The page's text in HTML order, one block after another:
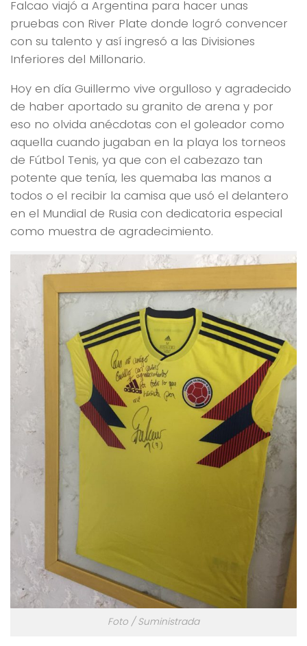
Falcao viajó a Argentina para hacer unas
pruebas con River Plate donde logró convencer
con su talento y así ingresó a las Divisiones
Inferiores del Millonario.
Hoy en día Guillermo vive orgulloso y agradecido
de haber aportado su granito de arena y por
eso no olvida anécdotas con el goleador como
aquella cuando jugaban en la playa los torneos
de Fútbol Tenis, ya que con el cabezazo tan
potente que tenía, les quemaba las manos a
todos o el recibir la camisa que usó el delantero
en el Mundial de Rusia con dedicatoria especial
como muestra de agradecimiento.
Foto / Suministrada